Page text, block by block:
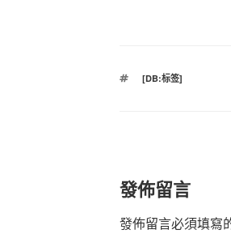
標
[DB:标签]
發佈留言
發佈留言必須填寫